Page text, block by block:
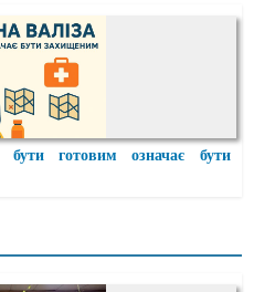
готовим означає бути